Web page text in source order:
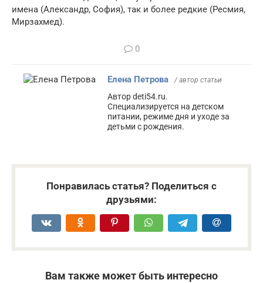
имена (Александр, София), так и более редкие (Ресмия,
Мирзахмед).
0
Елена Петрова / автор статьи
Автор deti54.ru.
Специализируется на детском
питании, режиме дня и уходе за
детьми с рождения.
Понравилась статья? Поделиться с
друзьями:
Вам также может быть интересно